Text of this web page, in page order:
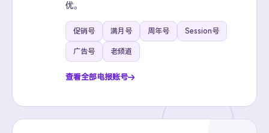
优。
促销号 满月号 周年号 Session号
广告号 老频道
查看全部电报账号